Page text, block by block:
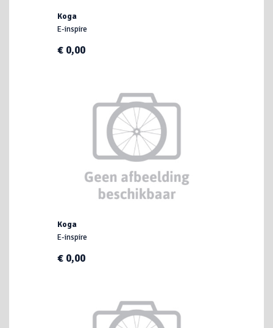
Koga
E-inspire
€ 0,00
Koga
E-inspire
€ 0,00